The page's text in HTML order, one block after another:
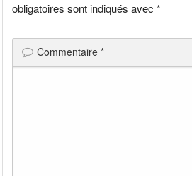
obligatoires sont indiqués avec*
Commentaire*